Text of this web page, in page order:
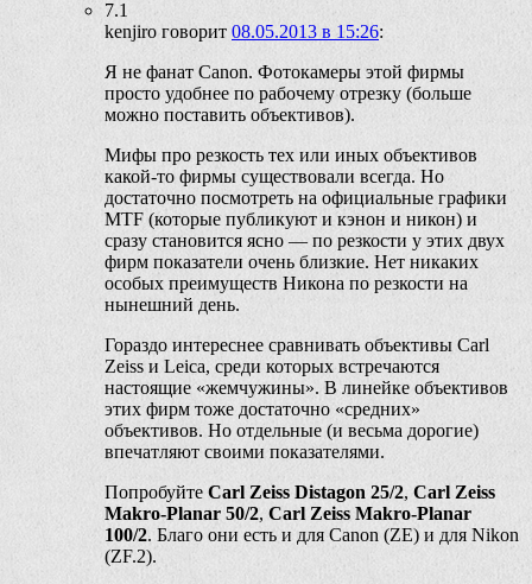
7.1
kenjiro говорит 08.05.2013 в 15:26:
Я не фанат Canon. Фотокамеры этой фирмы
просто удобнее по рабочему отрезку (больше
можно поставить объективов).
Мифы про резкость тех или иных объективов
какой-то фирмы существовали всегда. Но
достаточно посмотреть на официальные графики
MTF (которые публикуют и кэнон и никон) и
сразу становится ясно — по резкости у этих двух
фирм показатели очень близкие. Нет никаких
особых преимуществ Никона по резкости на
нынешний день.
Гораздо интереснее сравнивать объективы Carl
Zeiss и Leica, среди которых встречаются
настоящие «жемчужины». В линейке объективов
этих фирм тоже достаточно «средних»
объективов. Но отдельные (и весьма дорогие)
впечатляют своими показателями.
Попробуйте Carl Zeiss Distagon 25/2, Carl Zeiss
Makro-Planar 50/2, Carl Zeiss Makro-Planar
100/2. Благо они есть и для Canon (ZE) и для Nikon
(ZF.2).